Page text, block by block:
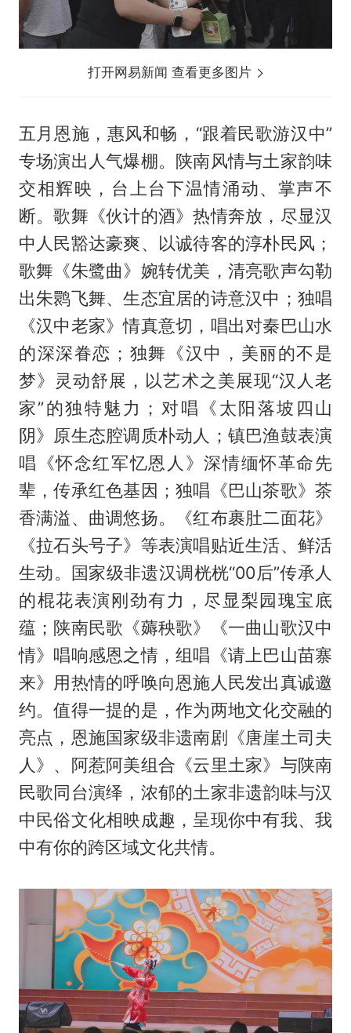
打开网易新闻 查看更多图片
五月恩施，惠风和畅，“跟着民歌游汉中”
专场演出人气爆棚。陕南风情与土家韵味
交相辉映，台上台下温情涌动、掌声不
断。歌舞《伙计的酒》热情奔放，尽显汉
中人民豁达豪爽、以诚待客的淳朴民风；
歌舞《朱鹭曲》婉转优美，清亮歌声勾勒
出朱鹮飞舞、生态宜居的诗意汉中；独唱
《汉中老家》情真意切，唱出对秦巴山水
的深深眷恋；独舞《汉中，美丽的不是
梦》灵动舒展，以艺术之美展现“汉人老
家”的独特魅力；对唱《太阳落坡四山
阴》原生态腔调质朴动人；镇巴渔鼓表演
唱《怀念红军忆恩人》深情缅怀革命先
辈，传承红色基因；独唱《巴山茶歌》茶
香满溢、曲调悠扬。《红布裹肚二面花》
《拉石头号子》等表演唱贴近生活、鲜活
生动。国家级非遗汉调桄桄“00后”传承人
的棍花表演刚劲有力，尽显梨园瑰宝底
蕴；陕南民歌《薅秧歌》《一曲山歌汉中
情》唱响感恩之情，组唱《请上巴山苗寨
来》用热情的呼唤向恩施人民发出真诚邀
约。值得一提的是，作为两地文化交融的
亮点，恩施国家级非遗南剧《唐崖土司夫
人》、阿惹阿美组合《云里土家》与陕南
民歌同台演绎，浓郁的土家非遗韵味与汉
中民俗文化相映成趣，呈现你中有我、我
中有你的跨区域文化共情。